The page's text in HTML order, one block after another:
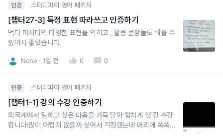
인증 스터디파이 영어 패키지
[챕터27-3] 특정 표현 따라쓰고 인증하기
먹다 마시다의 다양한 표현을 익히고 , 활용 문장들도 배울 수
있어서 좋았습니다.
None 1일 전 0 0
인증 스터디파이 영어 패키지
[챕터1-1] 강의 수강 인증하기
외국계에서 일하고 싶은 마음을 가득 담아 힘차게 첫 강 수강
합니다!많이 어렵지 않을까 싶어서 걱정했는데 머리에 쏙쏙